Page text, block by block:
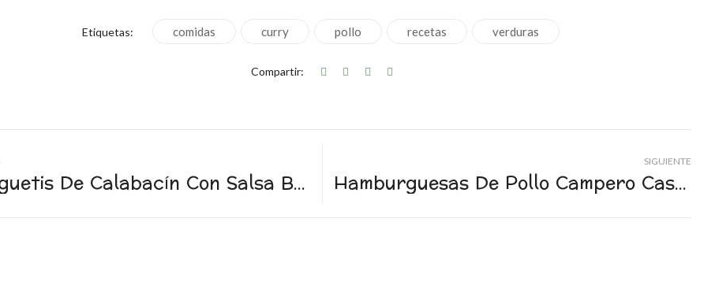
Etiquetas: comidas curry pollo recetas verduras
Compartir:
Espaguetis De Calabacín Con Salsa Boloñesa
SIGUIENTE
Hamburguesas De Pollo Campero Caseras